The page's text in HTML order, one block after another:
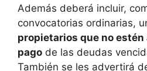
Además deberá incluir,
convocatorias ordinarias,
propietarios que no estén
pago de las deudas
También se les advertirá